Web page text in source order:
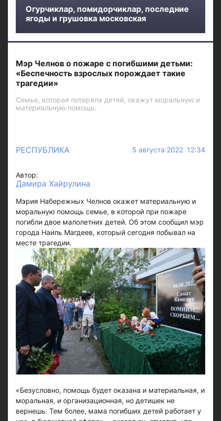
Огурчиклар, помидорчиклар, последние
ягоды и грушовка московская
Мэр Челнов о пожаре с погибшими детьми:
«Беспечность взрослых порождает такие
трагедии»
Семье, которая потеряла детей, окажут моральную и
материальную помощь.
РЕСПУБЛИКА 5 августа 2022 12:34
Автор:
Дамира Хайрулина
Мэрия Набережных Челнов окажет материальную и
моральную помощь семье, в которой при пожаре
погибли двое малолетних детей. Об этом сообщил мэр
города Наиль Магдеев, который сегодня побывал на
месте трагедии.
«Безусловно, помощь будет оказана и материальная, и
моральная, и организационная, но детишек не
вернешь. Тем более, мама погибших детей работает у